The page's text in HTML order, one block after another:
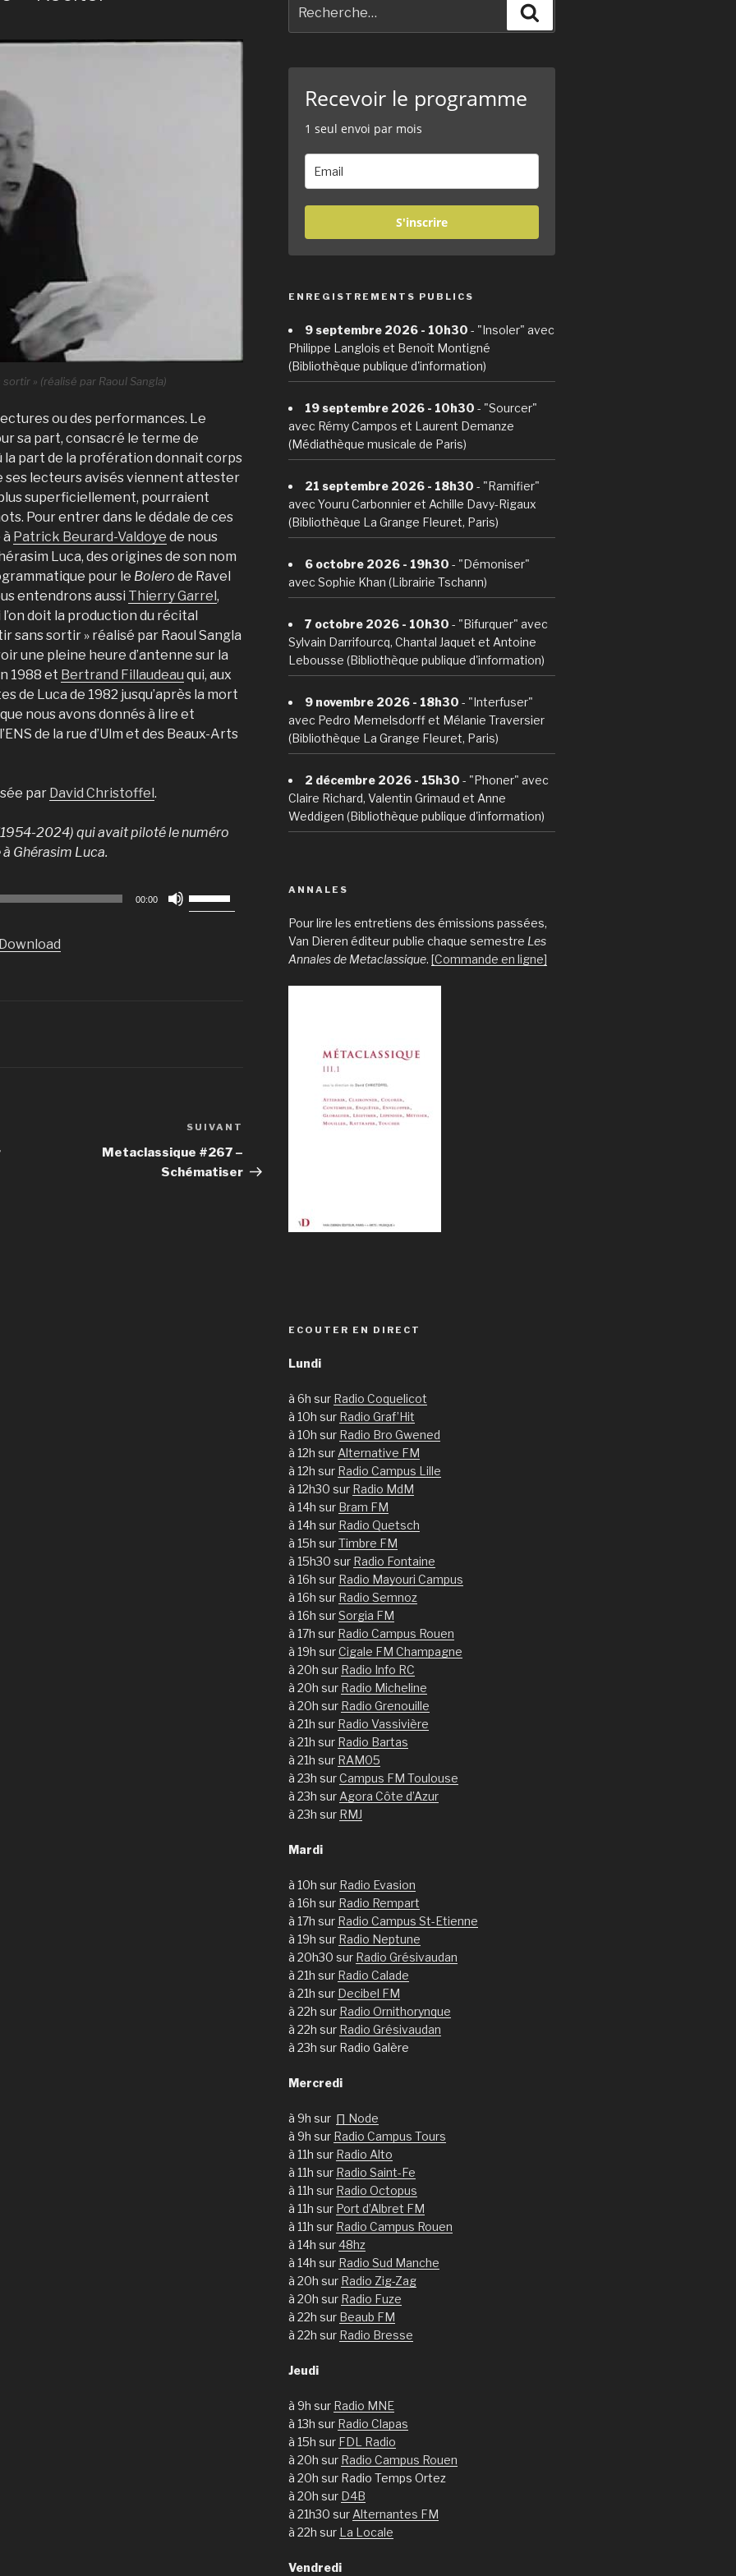
» (réalisé par Raoul Sangla)
ou des performances. Le
sa part, consacré le terme de
la part de la profération donnait corps
ses lecteurs avisés viennent attester
superficiellement, pourraient
Pour entrer dans le dédale de ces
Patrick Beurard-Valdoye de nous
Luca, des origines de son nom
pour le Bolero de Ravel
entendrons aussi Thierry Garrel,
doit la production du récital
sans sortir » réalisé par Raoul Sangla
une pleine heure d’antenne sur la
1988 et Bertrand Fillaudeau qui, aux
de Luca de 1982 jusqu’après la mort
nous avons donnés à lire et
de la rue d’Ulm et des Beaux-Arts
par David Christoffel.
2024) qui avait piloté le numéro
Ghérasim Luca.
00:00
les
Download
SUIVANT
Metaclassique #267 –
Schématiser
pour
Recevoir le programme
1 seul envoi par mois
S'inscrire
ENREGISTREMENTS PUBLICS
9 septembre 2026 - 10h30 - "Insoler" avec
Philippe Langlois et Benoît Montigné
(Bibliothèque publique d'information)
19 septembre 2026 - 10h30 - "Sourcer"
avec Rémy Campos et Laurent Demanze
(Médiathèque musicale de Paris)
21 septembre 2026 - 18h30 - "Ramifier"
avec Youru Carbonnier et Achille Davy-Rigaux
(Bibliothèque La Grange Fleuret, Paris)
6 octobre 2026 - 19h30 - "Démoniser"
avec Sophie Khan (Librairie Tschann)
7 octobre 2026 - 10h30 - "Bifurquer" avec
Sylvain Darrifourcq, Chantal Jaquet et Antoine
Lebousse (Bibliothèque publique d'information)
9 novembre 2026 - 18h30 - "Interfuser"
avec Pedro Memelsdorff et Mélanie Traversier
(Bibliothèque La Grange Fleuret, Paris)
2 décembre 2026 - 15h30 - "Phoner" avec
Claire Richard, Valentin Grimaud et Anne
Weddigen (Bibliothèque publique d'information)
ANNALES
Pour lire les entretiens des émissions passées,
Van Dieren éditeur publie chaque semestre Les
Annales de Metaclassique. [Commande en ligne]
ECOUTER EN DIRECT
Lundi
à 6h sur Radio Coquelicot
à 10h sur Radio Graf’Hit
à 10h sur Radio Bro Gwened
à 12h sur Alternative FM
à 12h sur Radio Campus Lille
à 12h30 sur Radio MdM
à 14h sur Bram FM
à 14h sur Radio Quetsch
à 15h surTimbre FM
à 15h30 sur Radio Fontaine
à 16h sur Radio Mayouri Campus
à 16h sur Radio Semnoz
à 16h surSorgia FM
à 17h sur Radio Campus Rouen
à 19h surCigale FM Champagne
à 20h sur Radio Info RC
à 20h sur Radio Micheline
à 20h sur Radio Grenouille
à 21h sur Radio Vassivière
à 21h sur Radio Bartas
à 21h sur RAM05
à 23h surCampus FM Toulouse
à 23h sur Agora Côte d’Azur
à 23h sur RMJ
Mardi
à 10h sur Radio Evasion
à 16h sur Radio Rempart
à 17h sur Radio Campus St-Etienne
à 19h sur Radio Neptune
à 20h30 sur Radio Grésivaudan
à 21h sur Radio Calade
à 21h sur Decibel FM
à 22h sur Radio Ornithorynque
à 22h sur Radio Grésivaudan
à 23h sur Radio Galère
Mercredi
à 9h sur ∏ Node
à 9h sur Radio Campus Tours
à 11h sur Radio Alto
à 11h sur Radio Saint-Fe
à 11h sur Radio Octopus
à 11h sur Port d’Albret FM
à 11h sur Radio Campus Rouen
à 14h sur 48hz
à 14h sur Radio Sud Manche
à 20h sur Radio Zig-Zag
à 20h sur Radio Fuze
à 22h sur Beaub FM
à 22h sur Radio Bresse
Jeudi
à 9h sur Radio MNE
à 13h sur Radio Clapas
à 15h sur FDL Radio
à 20h sur Radio Campus Rouen
à 20h sur Radio Temps Ortez
à 20h sur D4B
à 21h30 sur Alternantes FM
à 22h sur La Locale
Vendredi